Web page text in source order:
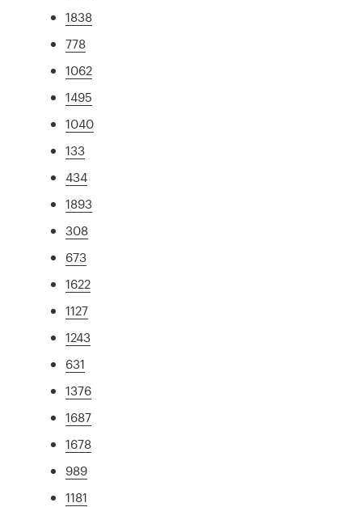
1838
778
1062
1495
1040
133
434
1893
308
673
1622
1127
1243
631
1376
1687
1678
989
1181